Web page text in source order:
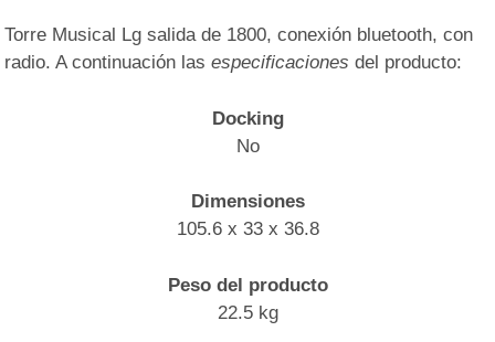
Torre Musical Lg salida de 1800, conexión bluetooth, con
radio. A continuación lasespecificaciones del producto:
Docking
No
Dimensiones
105.6 x 33 x 36.8
Peso del producto
22.5 kg